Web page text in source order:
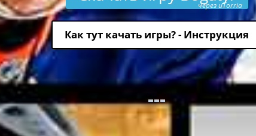
через uTorria
Как тут качать игры? - Инструкция